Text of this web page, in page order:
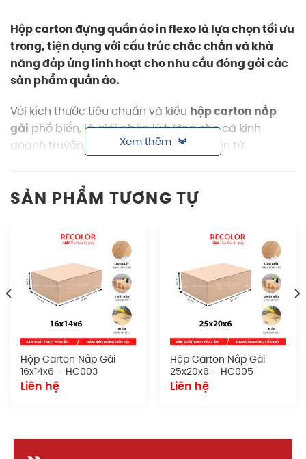
Hộp carton đựng quần áo in flexo là lựa chọn tối ưu
trong, tiện dụng với cấu trúc chắc chắn và khả
năng đáp ứng linh hoạt cho nhu cầu đóng gói các
sản phẩm quần áo.
Với kích thước tiêu chuẩn và kiểu hộp carton nắp
gài phổ biến, là giải pháp lý tưởng cho cả kinh
doanh truyền thống lẫn thương mại điện tử.
quần áo in flexo
đích khác nhau, từ đóng gói hàng tiêu dùng đến sản
phẩm cần bảo quản thẩm mỹ.
Thiết kế tối giản nhưng chắc chắn, khả năng in ấn
tùy chỉnh, dễ dàng xếp chồng hoặc lưu trữ là những
yếu tố giúp mẫu hộp này được ưa chuộng.
Đặc điểm
Chất liệu giấy:
Carton kraft nâu
Số lớp:
Kích thước:Sản xuất theo yêu cầu
Xem thêm
SẢN PHẨM TƯƠNG TỰ
Hộp Carton Nắp Gài
16x14x6 – HC003
Liên hệ
Hộp Carton Nắp Gài
25x20x6 – HC005
Liên hệ